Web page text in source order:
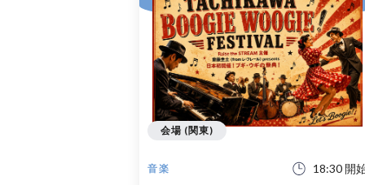
音楽 18:30 開
会場 (関東)